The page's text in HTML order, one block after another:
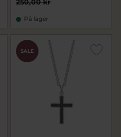
250,00 kr
På lager
SALE